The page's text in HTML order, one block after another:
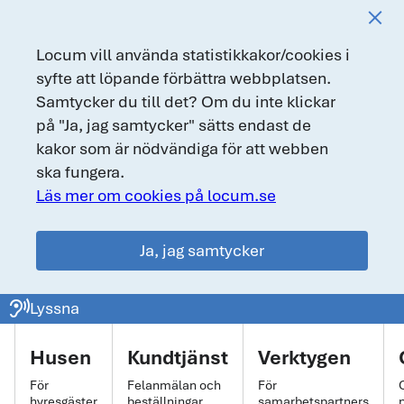
Locum vill använda statistikkakor/cookies i
syfte att löpande förbättra webbplatsen.
Samtycker du till det? Om du inte klickar
på "Ja, jag samtycker" sätts endast de
kakor som är nödvändiga för att webben
ska fungera.
Läs mer om cookies på locum.se
Ja, jag samtycker
locum.se
ear_soundLyssna
Husen
För
Kundtjänst
Felanmälan och
Verktygen
För